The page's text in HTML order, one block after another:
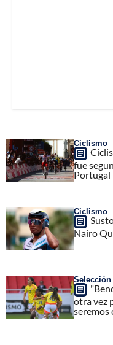
Ciclismo
fue
Portugal
Ciclismo
Nairo
otra vez
seremos